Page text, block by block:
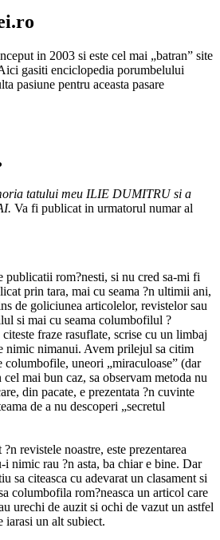
in 2003 si este cel mai „batran” site
gasiti enciclopedia porumbelului
pasiune pentru aceasta pasare
tatului meu ILIE DUMITRU si a
Va fi publicat in urmatorul numar al
publicatii rom?nesti, si nu cred sa-mi fi
prin tara, mai cu seama ?n ultimii ani,
de goliciunea articolelor, revistelor sau
si mai cu seama columbofilul ?
fraze rasuflate, scrise cu un limbaj
nimic nimanui. Avem prilejul sa citim
columbofile, uneori „miraculoase” (dar
cel mai bun caz, sa observam metoda nu
din pacate, e prezentata ?n cuvinte
de a nu descoperi „secretul
revistele noastre, este prezentarea
i nimic rau ?n asta, ba chiar e bine. Dar
sa citeasca cu adevarat un clasament si
columbofila rom?neasca un articol care
urechi de auzit si ochi de vazut un astfel
iarasi un alt subiect.